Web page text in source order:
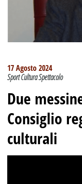
17 Agosto 2024
Sport Cultura Spettacolo
Due
Consiglio
culturali